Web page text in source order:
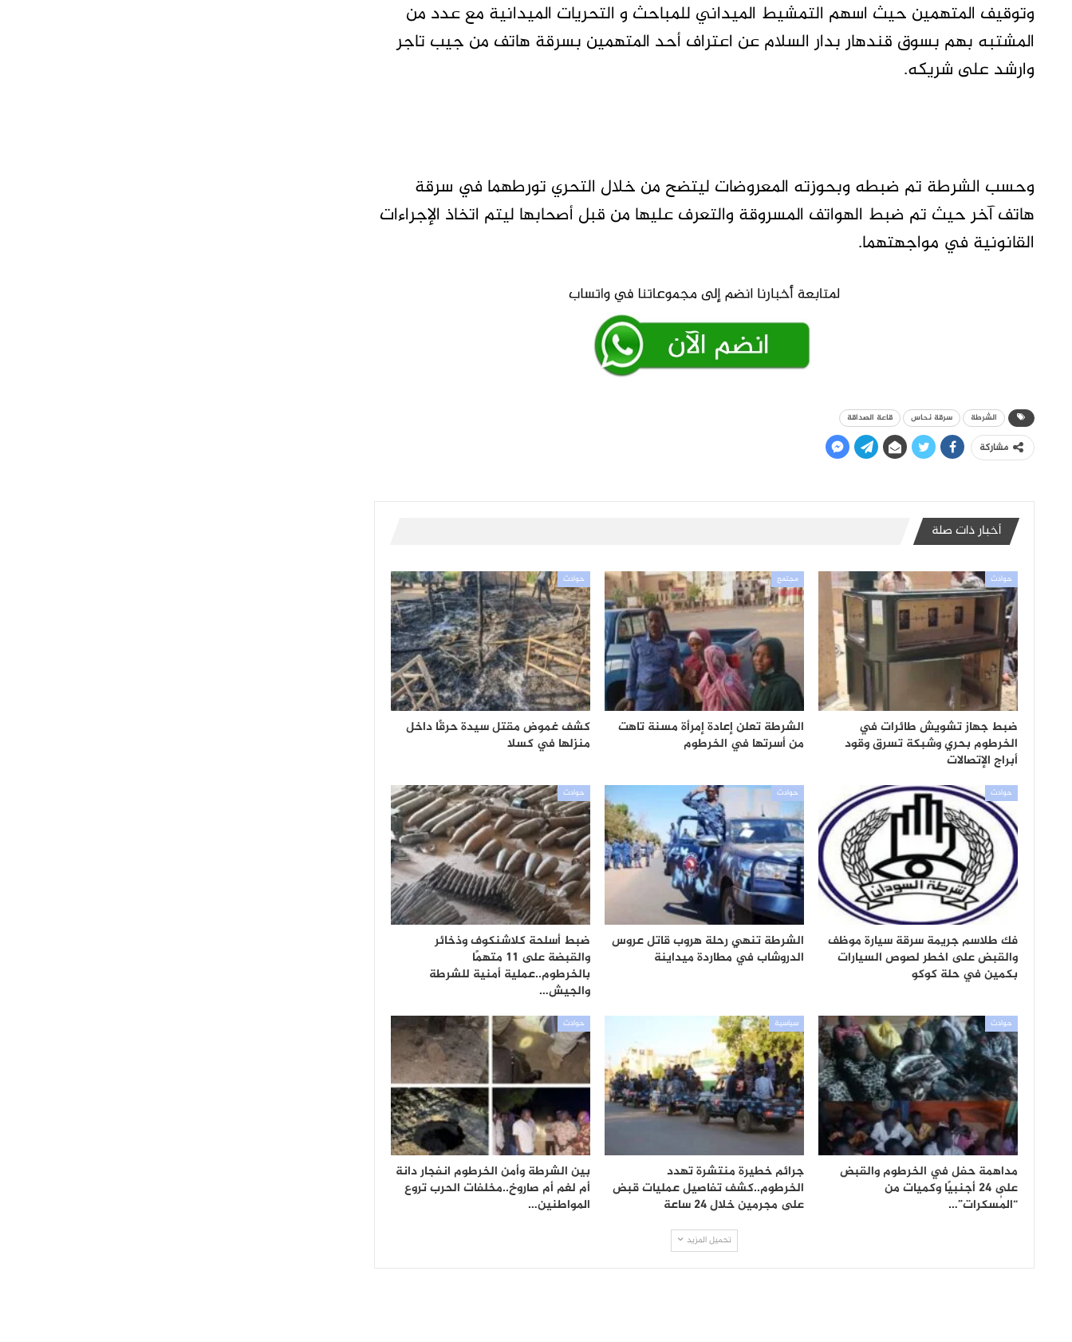
وتوقيف المتهمين حيث اسهم التمشيط الميداني للمباحث و التحريات الميدانية مع عدد من
المشتبه بهم بسوق قندهار بدار السلام عن اعتراف أحد المتهمين بسرقة هاتف من جيب تاجر
وارشد على شريكه.
وحسب الشرطة تم ضبطه وبحوزته المعروضات ليتضح من خلال التحري تورطهما في سرقة
هاتف آخر حيث تم ضبط الهواتف المسروقة والتعرف عليها من قبل أصحابها ليتم اتخاذ الإجراءات
القانونية في مواجهتهما.
الشرطة سرقة نحاس قاعة الصداقة
مشاركة
أخبار ذات صلة
حوادث
ضبط جهاز تشويش طائرات في
الخرطوم بحري وشبكة تسرق وقود
أبراج الإتصالات
مجتمع
الشرطة تعلن إعادة إمرأة مسنة تاهت
من أسرتها في الخرطوم
حوادث
كشف غموض مقتل سيدة حرقًا داخل
منزلها في كسلا
حوادث
فك طلاسم جريمة سرقة سيارة موظف
والقبض على اخطر لصوص السيارات
بكمين في حلة كوكو
حوادث
الشرطة تنهي رحلة هروب قاتل عروس
الدروشاب في مطاردة ميداينة
حوادث
ضبط أسلحة كلاشنكوف وذخائر
والقبضة على 11 متهمًا
بالخرطوم..عملية أمنية للشرطة
والجيش…
حوادث
مداهمة حفل في الخرطوم والقبض
على 24 أجنبيًا وكميات من
“المُسكرات”…
سياسية
جرائم خطيرة منتشرة تهدد
الخرطوم..كشف تفاصيل عمليات قبض
على مجرمين خلال 24 ساعة
حوادث
بين الشرطة وأمن الخرطوم انفجار دانة
أم لغم أم صاروخ..مخلفات الحرب تروع
المواطنين…
تحميل المزيد